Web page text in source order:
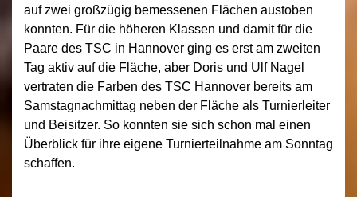
auf zwei großzügig bemessenen Flächen austoben
konnten. Für die höheren Klassen und damit für die
Paare des TSC in Hannover ging es erst am zweiten
Tag aktiv auf die Fläche, aber Doris und Ulf Nagel
vertraten die Farben des TSC Hannover bereits am
Samstagnachmittag neben der Fläche als Turnierleiter
und Beisitzer. So konnten sie sich schon mal einen
Überblick für ihre eigene Turnierteilnahme am Sonntag
schaffen.